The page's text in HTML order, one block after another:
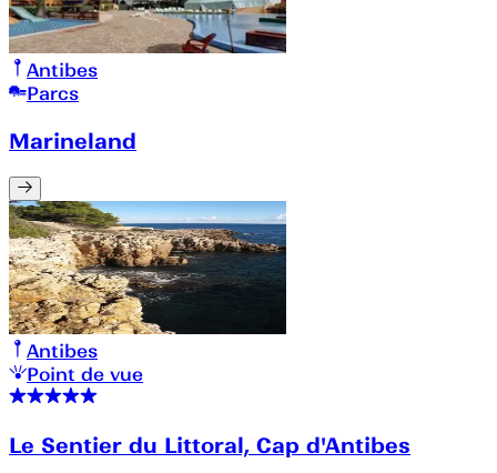
Antibes
Parcs
Marineland
Antibes
Point de vue
Le Sentier du Littoral, Cap d'Antibes